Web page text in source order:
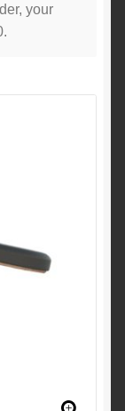
your
.